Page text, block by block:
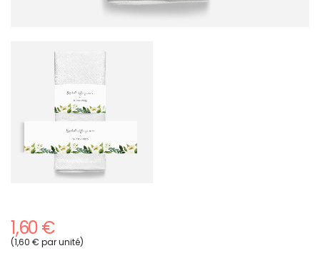
1,60 €
(1,60 € par unité)